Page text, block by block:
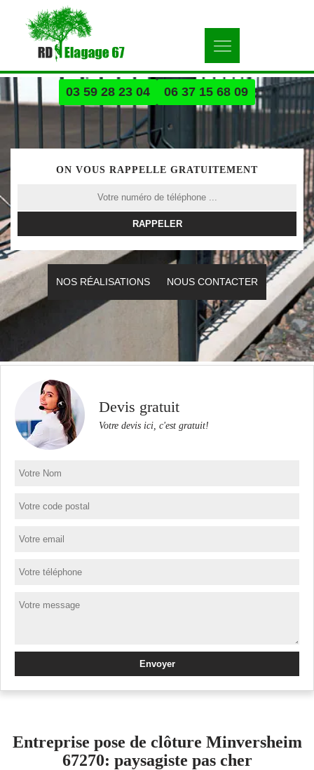
03 59 28 23 04 06 37 15 68 09
ON VOUS RAPPELLE GRATUITEMENT
NOS RÉALISATIONS NOUS CONTACTER
Devis gratuit
Votre devis ici, c'est gratuit!
Entreprise pose de clôture Minversheim
67270: paysagiste pas cher